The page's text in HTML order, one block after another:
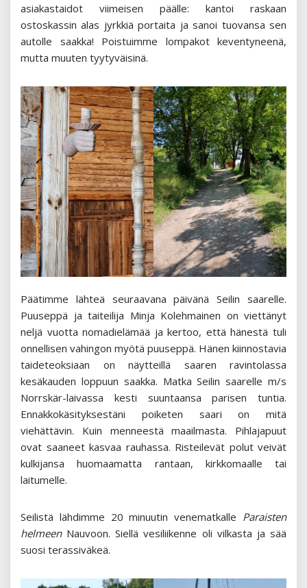
asiakastaidot viimeisen päälle: kantoi raskaan
ostoskassin alas jyrkkiä portaita ja sanoi tuovansa sen
autolle saakka! Poistuimme lompakot keventyneenä,
mutta muuten tyytyväisinä.
Päätimme lähteä seuraavana päivänä Seilin saarelle.
Puuseppä ja taiteilija Minja Kolehmainen on viettänyt
neljä vuotta nomadielämää ja kertoo, että hänestä tuli
onnellisen vahingon myötä puuseppä. Hänen kiinnostavia
taideteoksiaan on näytteillä saaren ravintolassa
kesäkauden loppuun saakka. Matka Seilin saarelle m/s
Norrskär-laivassa kesti suuntaansa parisen tuntia.
Ennakkokäsityksestäni poiketen saari on mitä
viehättävin. Kuin menneestä maailmasta. Pihlajapuut
ovat saaneet kasvaa rauhassa. Risteilevät polut veivät
kulkijansa huomaamatta rantaan, kirkkomaalle tai
laitumelle.
Seilistä lähdimme 20 minuutin venematkalle Paraisten
helmeenNauvoon. Siellä vesiliikenne oli vilkasta ja sää
suosi terassiväkeä.